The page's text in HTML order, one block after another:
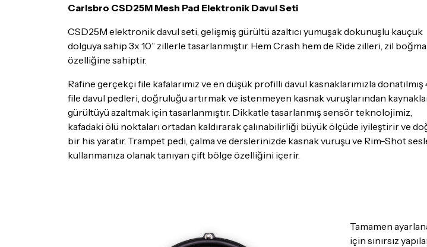
Carlsbro CSD25M Mesh Pad Elektronik Davul Seti
CSD25M elektronik davul seti, gelişmiş gürültü azaltıcı yumuşak dokunuşlu kauçuk
dolguya sahip 3x 10” zillerle tasarlanmıştır. Hem Crash hem de Ride zilleri, zil boğma
özelliğine sahiptir.
Rafine gerçekçi file kafalarımız ve en düşük profilli davul kasnaklarımızla donatılmış
file davul pedleri, doğruluğu artırmak ve istenmeyen kasnak vuruşlarından
gürültüyü azaltmak için tasarlanmıştır. Dikkatle tasarlanmış sensör teknolojimiz,
kafadaki ölü noktaları ortadan kaldırarak çalınabilirliği büyük ölçüde iyileştirir ve
bir his yaratır. Trampet pedi, çalma ve derslerinizde kasnak vuruşu ve Rim-Shot
kullanmanıza olanak tanıyan çift bölge özelliğini içerir.
Tamamen
için sınırsız